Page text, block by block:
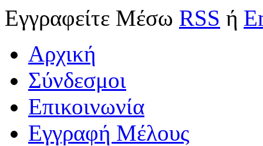
Εγγραφείτε Μέσω RSS ή
Αρχική
Σύνδεσμοι
Επικοινωνία
Εγγραφή Μέλους